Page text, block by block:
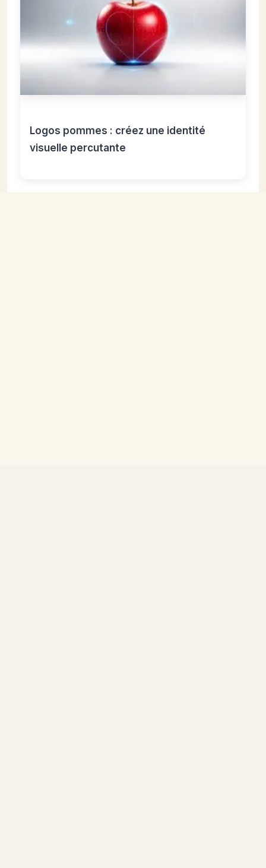
Logos pommes : créez une identité
visuelle percutante